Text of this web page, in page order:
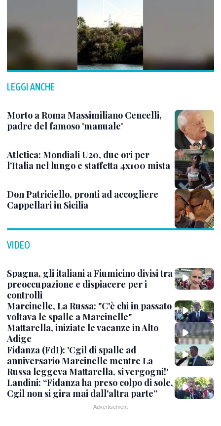
LEGGI ANCHE
Morto a Roma Massimiliano Cencelli,
padre del famoso 'manuale'
Atletica: Mondiali U20, due ori per
l'Italia nel lungo e staffetta 4x100 mista
Don Patriciello, pronti ad accogliere
Cappellari in Sicilia
VIDEO
Spagna, gli italiani a Fiumicino divisi tra
preoccupazione e dispiacere per i
controlli
Marcinelle, La Russa: "C'è chi in passato
voltava le spalle a Marcinelle"
Mattarella, iniziate le vacanze in Alto
Adige
Fidanza (FdI): 'Cgil di spalle ad
anniversario Marcinelle mentre La
Russa leggeva Mattarella, si vergogni!'
Landini: “Fidanza ha preso colpo di sole,
Cgil non si gira mai dall'altra parte”